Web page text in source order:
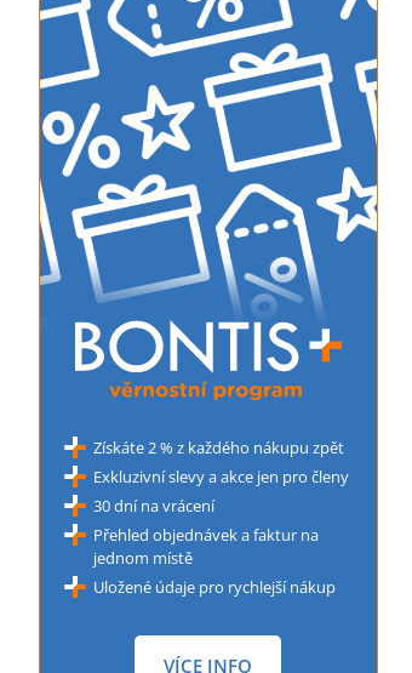
Získáte 2 % z každého nákupu zpět
Exkluzivní slevy a akce jen pro členy
30 dní na vrácení
Přehled objednávek a faktur na
jednom místě
Uložené údaje pro rychlejší nákup
VÍCE INFO